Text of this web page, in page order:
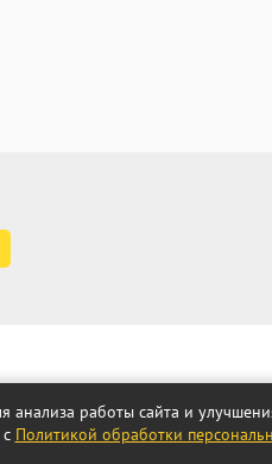
работы сайта и
Политикой обработки